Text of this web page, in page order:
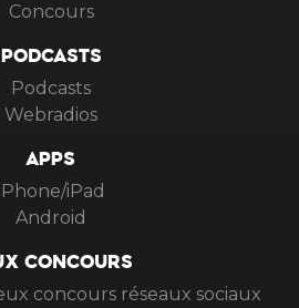
Concours
PODCASTS
Podcasts
Webradios
APPS
iPhone/iPad
Android
CONCOURS
concours réseaux sociaux